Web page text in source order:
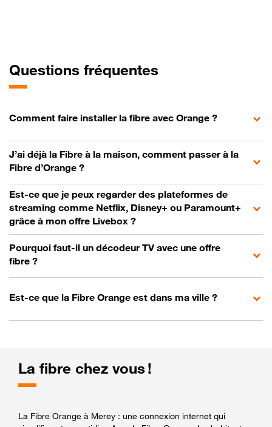
Questions fréquentes
Comment faire installer la fibre avec Orange ?
J’ai déjà la Fibre à la maison, comment passer à la
Fibre d’Orange ?
Est-ce que je peux regarder des plateformes de
streaming comme Netflix, Disney+ ou Paramount+
grâce à mon offre Livebox ?
Pourquoi faut-il un décodeur TV avec une offre
fibre ?
Est-ce que la Fibre Orange est dans ma ville ?
La fibre chez vous !
La Fibre Orange à Merey : une connexion internet qui